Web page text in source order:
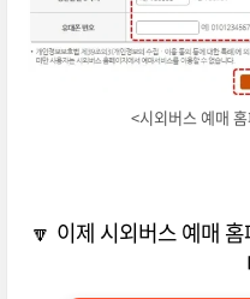
<시외버스 예매
🔽 이제 시외버스 예매